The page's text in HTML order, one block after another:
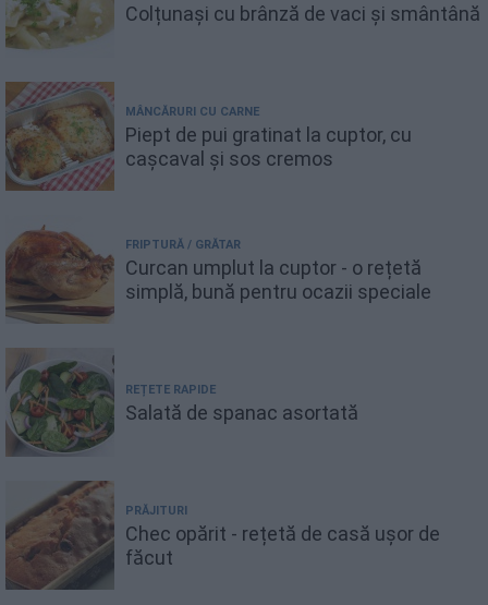
Colțunași cu brânză de vaci și smântână
MÂNCĂRURI CU CARNE
Piept de pui gratinat la cuptor, cu
cașcaval și sos cremos
FRIPTURĂ / GRĂTAR
Curcan umplut la cuptor - o rețetă
simplă, bună pentru ocazii speciale
REȚETE RAPIDE
Salată de spanac asortată
PRĂJITURI
Chec opărit - rețetă de casă ușor de
făcut